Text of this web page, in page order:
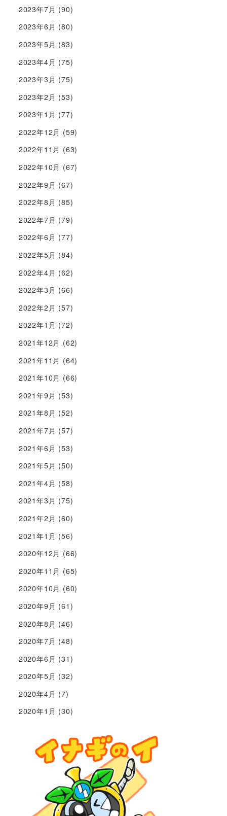
2023年7月 (90)
2023年6月 (80)
2023年5月 (83)
2023年4月 (75)
2023年3月 (75)
2023年2月 (53)
2023年1月 (77)
2022年12月 (59)
2022年11月 (63)
2022年10月 (67)
2022年9月 (67)
2022年8月 (85)
2022年7月 (79)
2022年6月 (77)
2022年5月 (84)
2022年4月 (62)
2022年3月 (66)
2022年2月 (57)
2022年1月 (72)
2021年12月 (62)
2021年11月 (64)
2021年10月 (66)
2021年9月 (53)
2021年8月 (52)
2021年7月 (57)
2021年6月 (53)
2021年5月 (50)
2021年4月 (58)
2021年3月 (75)
2021年2月 (60)
2021年1月 (56)
2020年12月 (66)
2020年11月 (65)
2020年10月 (60)
2020年9月 (61)
2020年8月 (46)
2020年7月 (48)
2020年6月 (31)
2020年5月 (32)
2020年4月 (7)
2020年1月 (30)